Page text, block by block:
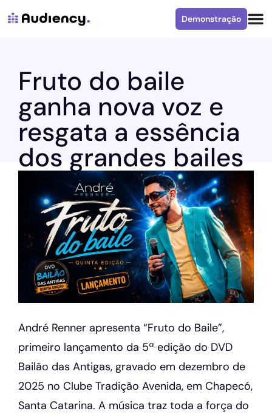
Demonstração
Fruto do baile
ganha nova voz e
resgata a essência
dos grandes bailes
André Renner apresenta “Fruto do Baile”,
primeiro lançamento da 5ª edição do DVD
Bailão das Antigas, gravado em dezembro de
2025 no Clube Tradição Avenida, em Chapecó,
Santa Catarina. A música traz toda a força do